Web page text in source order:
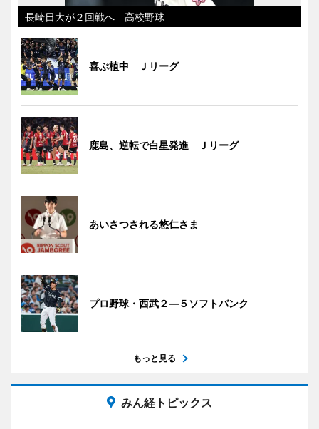
長崎日大が２回戦へ 高校野球
喜ぶ植中 Ｊリーグ
鹿島、逆転で白星発進 Ｊリーグ
あいさつされる悠仁さま
プロ野球・西武２―５ソフトバンク
もっと見る
みん経トピックス